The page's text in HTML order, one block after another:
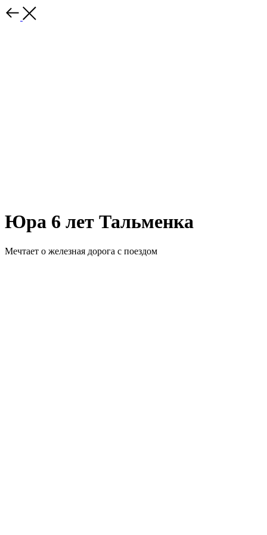
Юра 6 лет Тальменка
Мечтает о железная дорога с поездом